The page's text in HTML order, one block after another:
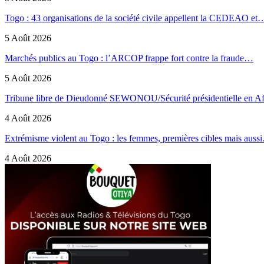
Togo : 43 organisations de la société civile appellent la CEDEAO
5 Août 2026
Marchés publics au Togo : l’ARCOP frappe fort contre la fraude…
5 Août 2026
Tribune libre de Dieudonné SEWONOU/Sécurité présidentielle en
4 Août 2026
Extrémisme violent au Togo : les femmes, premières cibles mais
4 Août 2026